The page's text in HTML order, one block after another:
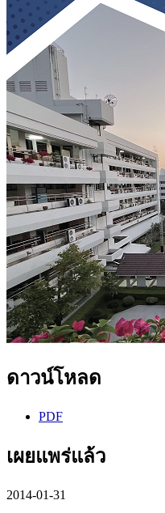
ดาวน์โหลด
PDF
เผยแพร่แล้ว
2014-01-31